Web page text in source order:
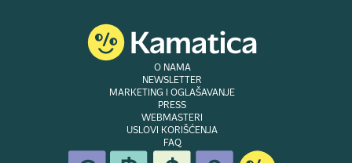
O NAMA
NEWSLETTER
MARKETING I OGLAŠAVANJE
PRESS
WEBMASTERI
USLOVI KORIŠĆENJA
FAQ